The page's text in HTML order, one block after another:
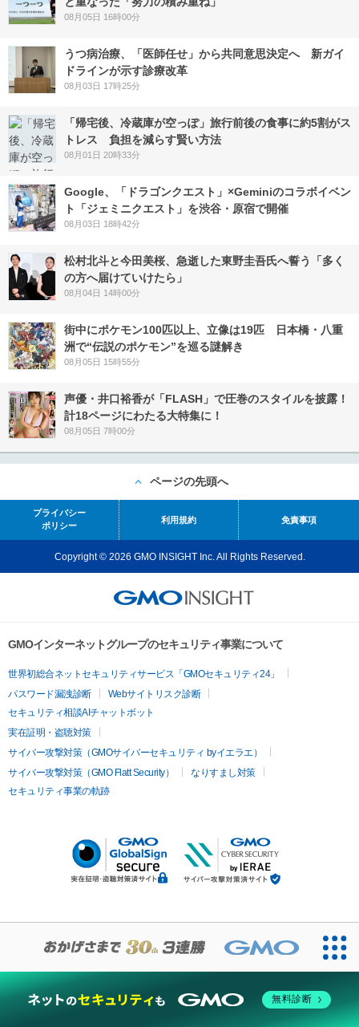
08月05日 16時00分
うつ病治療、「医師任せ」から共同意思決定へ 新ガイ
ドラインが示す診療改革
08月03日 17時25分
「帰宅後、冷蔵庫が空っぽ」旅行前後の食事に約5割がス
トレス 負担を減らす賢い方法
08月01日 20時33分
Google、「ドラゴンクエスト」×Geminiのコラボイベン
ト「ジェミニクエスト」を渋谷・原宿で開催
08月03日 18時42分
松村北斗と今田美桜、急逝した東野圭吾氏へ誓う「多く
の方へ届けていけたら」
08月04日 14時00分
街中にポケモン100匹以上、立像は19匹 日本橋・八重
洲で“伝説のポケモン”を巡る謎解き
08月05日 15時55分
声優・井口裕香が「FLASH」で圧巻のスタイルを披露！
計18ページにわたる大特集に！
08月05日 7時00分
ページの先頭へ
プライバシー
ポリシー
利用規約 免責事項
Copyright © 2026 GMO INSIGHT Inc. All Rights Reserved.
GMOインターネットグループのセキュリティ事業について
世界初総合ネットセキュリティサービス「GMOセキュリティ24」
パスワード漏洩診断
Webサイトリスク診断
セキュリティ相談AIチャットボット
実在証明・盗聴対策
サイバー攻撃対策（GMOサイバーセキュリティ byイエラエ）
サイバー攻撃対策（GMO Flatt Security）
なりすまし対策
セキュリティ事業の軌跡
無料診断